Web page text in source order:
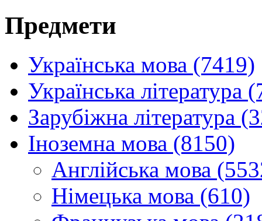
Предмети
Українська мова (7419)
Українська література
Зарубіжна література
Іноземна мова (8150)
Англійська мова
Німецька мова (610)